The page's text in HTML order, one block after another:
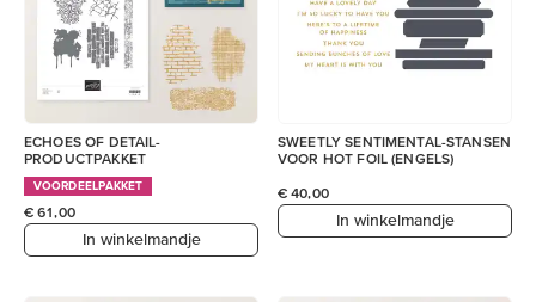
ECHOES OF DETAIL-
PRODUCTPAKKET
VOORDEELPAKKET
€ 61,00
In winkelmandje
SWEETLY SENTIMENTAL-STANSEN
VOOR HOT FOIL (ENGELS)
€ 40,00
In winkelmandje